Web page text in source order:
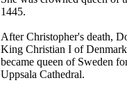
1445.
After Christopher's death,
King Christian I of
became queen of Sweden
Uppsala Cathedral.